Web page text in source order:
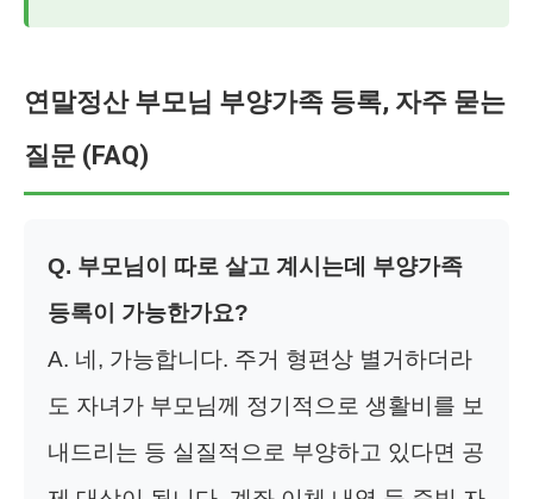
연말정산 부모님 부양가족 등록, 자주 묻는
질문 (FAQ)
Q. 부모님이 따로 살고 계시는데 부양가족
등록이 가능한가요?
A. 네, 가능합니다. 주거 형편상 별거하더라
도 자녀가 부모님께 정기적으로 생활비를 보
내드리는 등 실질적으로 부양하고 있다면 공